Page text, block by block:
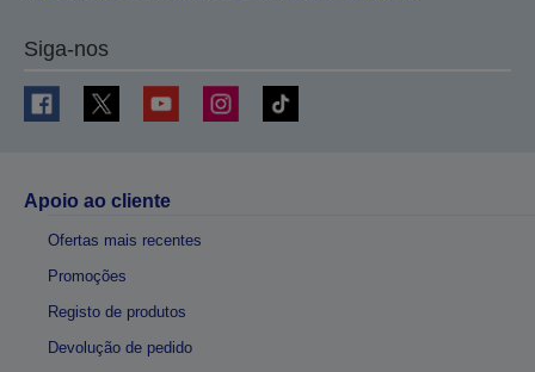
Siga-nos
Apoio ao cliente
Ofertas mais recentes
Promoções
Registo de produtos
Devolução de pedido